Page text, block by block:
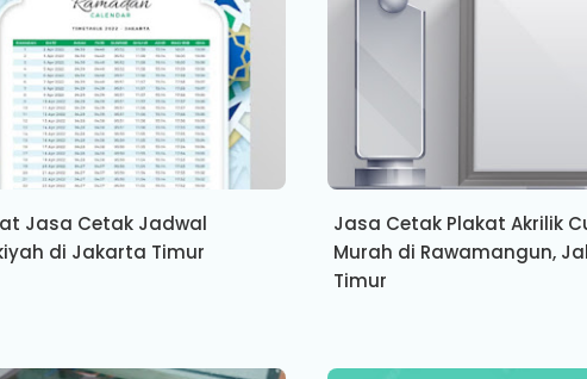
Jasa Cetak Jadwal
di Jakarta Timur
Jasa Cetak Plakat Akrilik
Murah di Rawamangun,
Timur